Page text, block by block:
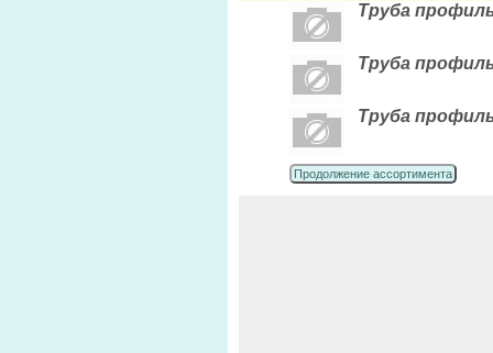
Труба
Труба
Труба
Продолжение ассортимента